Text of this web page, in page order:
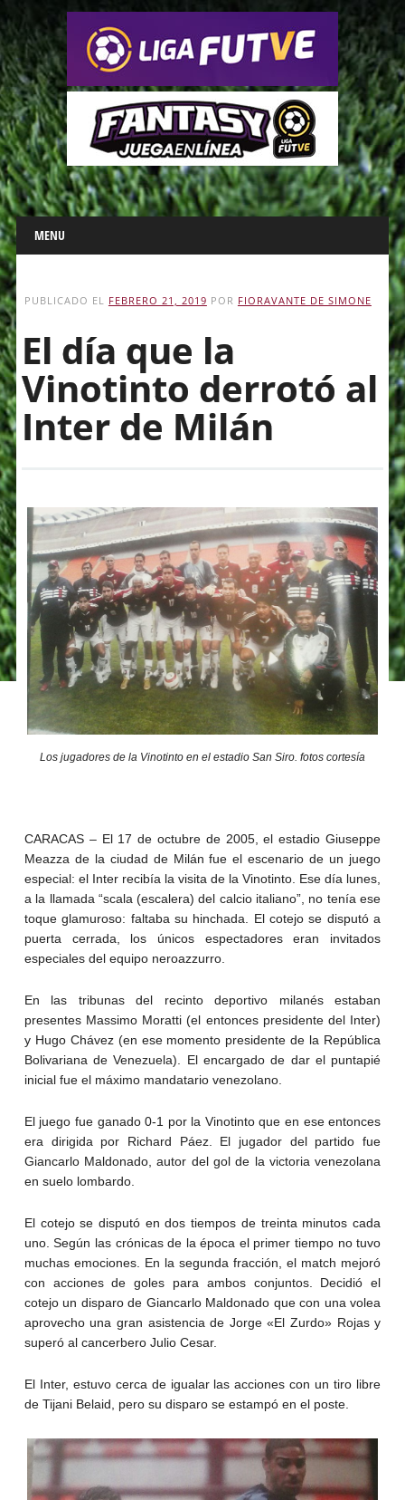
Main menu
Skip
to
content
MENU
PUBLICADO EL FEBRERO 21, 2019 POR FIORAVANTE DE SIMONE
El día que la
Vinotinto derrotó al
Inter de Milán
Los jugadores de la Vinotinto en el estadio San Siro. fotos cortesía
CARACAS – El 17 de octubre de 2005, el estadio Giuseppe
Meazza de la ciudad de Milán fue el escenario de un juego
especial: el Inter recibía la visita de la Vinotinto. Ese día lunes,
a la llamada “scala (escalera) del calcio italiano”, no tenía ese
toque glamuroso: faltaba su hinchada. El cotejo se disputó a
puerta cerrada, los únicos espectadores eran invitados
especiales del equipo neroazzurro.
En las tribunas del recinto deportivo milanés estaban
presentes Massimo Moratti (el entonces presidente del Inter)
y Hugo Chávez (en ese momento presidente de la República
Bolivariana de Venezuela). El encargado de dar el puntapié
inicial fue el máximo mandatario venezolano.
El juego fue ganado 0-1 por la Vinotinto que en ese entonces
era dirigida por Richard Páez. El jugador del partido fue
Giancarlo Maldonado, autor del gol de la victoria venezolana
en suelo lombardo.
El cotejo se disputó en dos tiempos de treinta minutos cada
uno. Según las crónicas de la época el primer tiempo no tuvo
muchas emociones. En la segunda fracción, el match mejoró
con acciones de goles para ambos conjuntos. Decidió el
cotejo un disparo de Giancarlo Maldonado que con una volea
aprovecho una gran asistencia de Jorge «El Zurdo» Rojas y
superó al cancerbero Julio Cesar.
El Inter, estuvo cerca de igualar las acciones con un tiro libre
de Tijani Belaid, pero su disparo se estampó en el poste.